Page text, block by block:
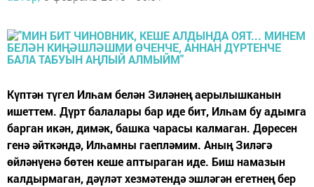
Күптән түгел Илһам белән Зиләнең аерылышканын
ишеттем. Дүрт балалары бар иде бит, Илһам бу адымга
барган икән, димәк, башка чарасы калмаган. Дөресен
генә әйткәндә, Илһамны гаепләмим. Аның Зиләгә
өйләнүенә бөтен кеше аптыраган иде. Биш намазын
калдырмаган, дәүләт хезмәтендә эшләгән егетнең бер